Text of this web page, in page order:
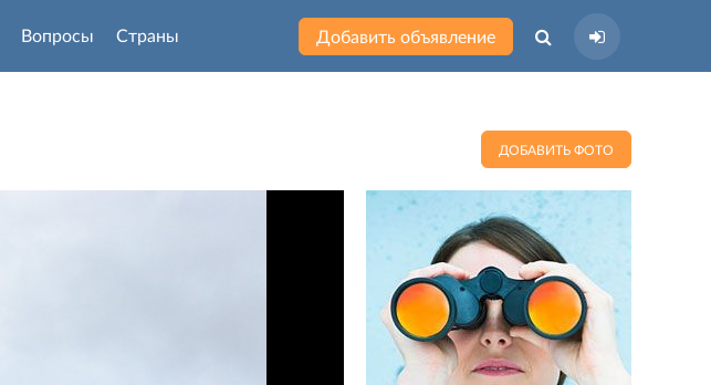
Вопросы Страны Добавить объявление
ДОБАВИТЬ ФОТО